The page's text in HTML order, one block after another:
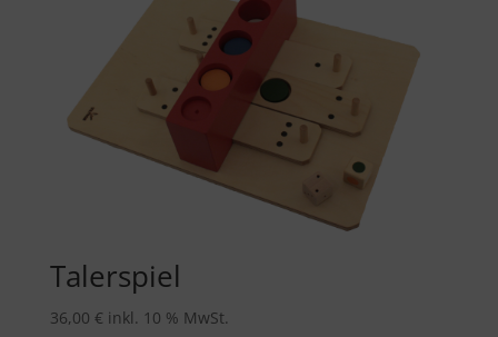
Talerspiel
36,00 € inkl. 10 % MwSt.